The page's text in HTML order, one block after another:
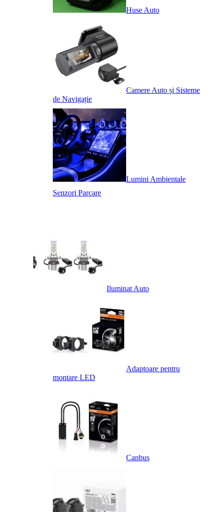
Huse Auto
Camere Auto și Sisteme
de Navigație
Lumini Ambientale
Senzori Parcare
Iluminat Auto
Adaptoare pentru
montare LED
Canbus